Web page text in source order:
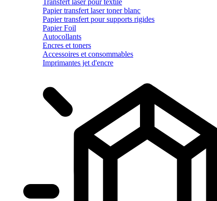
Papier transfert laser toner blanc
Papier transfert pour supports rigides
Papier Foil
Autocollants
Encres et toners
Accessoires et consommables
Imprimantes jet d'encre